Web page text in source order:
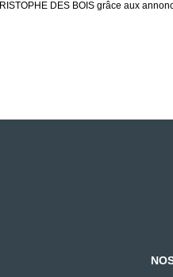
DES BOIS grâce aux